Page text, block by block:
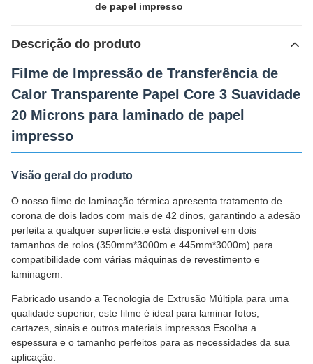
de papel impresso
Descrição do produto
Filme de Impressão de Transferência de
Calor Transparente Papel Core 3 Suavidade
20 Microns para laminado de papel
impresso
Visão geral do produto
O nosso filme de laminação térmica apresenta tratamento de
corona de dois lados com mais de 42 dinos, garantindo a adesão
perfeita a qualquer superfície.e está disponível em dois
tamanhos de rolos (350mm*3000m e 445mm*3000m) para
compatibilidade com várias máquinas de revestimento e
laminagem.
Fabricado usando a Tecnologia de Extrusão Múltipla para uma
qualidade superior, este filme é ideal para laminar fotos,
cartazes, sinais e outros materiais impressos.Escolha a
espessura e o tamanho perfeitos para as necessidades da sua
aplicação.